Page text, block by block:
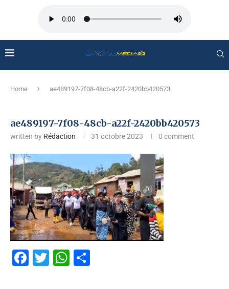
Home ae489197-7f08-48cb-a22f-2420bb420573
ae489197-7f08-48cb-a22f-2420bb420573
written by Rédaction 31 octobre 2023 0 comment
Facebook
TwitterWhatsApp